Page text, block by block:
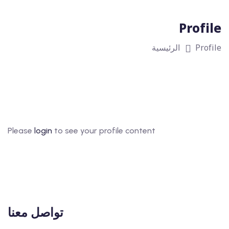
Profile
الرئيسية Profile
Please login to see your profile content
تواصل معنا